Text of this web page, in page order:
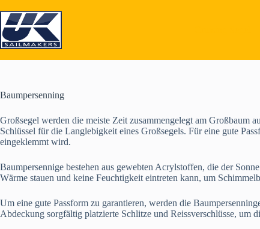
to
content
Baumpersenning
Großsegel werden die meiste Zeit zusammengelegt am Großbaum
Schlüssel für die Langlebigkeit eines Großsegels. Für eine gute
eingeklemmt wird.
Baumpersennige bestehen aus gewebten Acrylstoffen, die der
Wärme stauen und keine Feuchtigkeit eintreten kann, um
Um eine gute Passform zu garantieren, werden die
Abdeckung sorgfältig platzierte Schlitze und Reissverschlüsse, um